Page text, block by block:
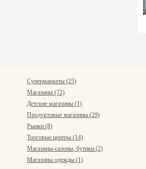
Супермаркеты (25)
Магазины (72)
Детские магазины (1)
Продуктовые магазины (29)
Рынки (8)
Торговые центры (14)
Магазины-салоны, бутики (2)
Магазины одежды (1)